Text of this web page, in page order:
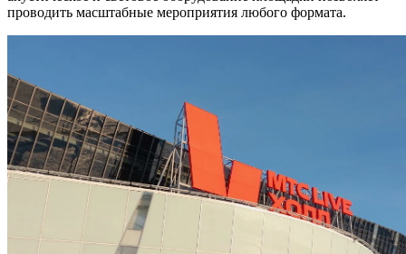
проводить масштабные мероприятия любого формата.